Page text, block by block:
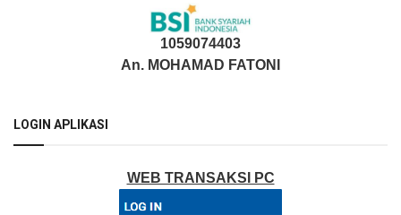
1059074403
An. MOHAMAD FATONI
LOGIN APLIKASI
WEB TRANSAKSI PC